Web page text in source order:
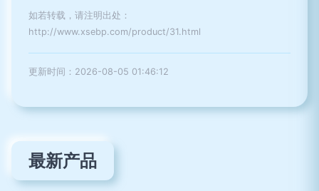
如若转载，请注明出处：
http://www.xsebp.com/product/31.html
更新时间：2026-08-05 01:46:12
最新产品